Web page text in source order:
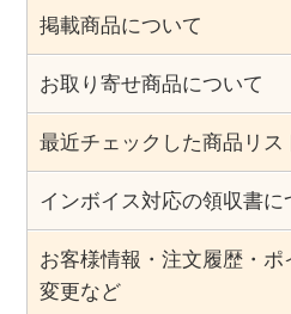
掲載商品について
お取り寄せ商品について
最近チェックした商品リス
インボイス対応の領収書に
お客様情報・注文履歴・
変更など